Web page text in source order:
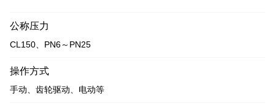
公称压力
CL150、PN6～PN25
操作方式
手动、齿轮驱动、电动等